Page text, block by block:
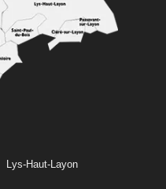
Lys-Haut-Layon